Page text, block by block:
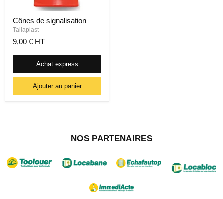
Cônes de signalisation
Taliaplast
9,00 € HT
Achat express
Ajouter au panier
NOS PARTENAIRES